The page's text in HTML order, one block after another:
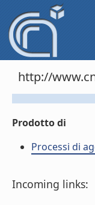
http://
Prodotto di
Processi di
Incoming links: